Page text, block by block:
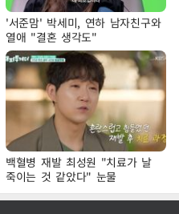
'서준맘' 박세미, 연하 남자친구와
열애 "결혼 생각도"
백혈병 재발 최성원 "치료가 날
죽이는 것 같았다" 눈물